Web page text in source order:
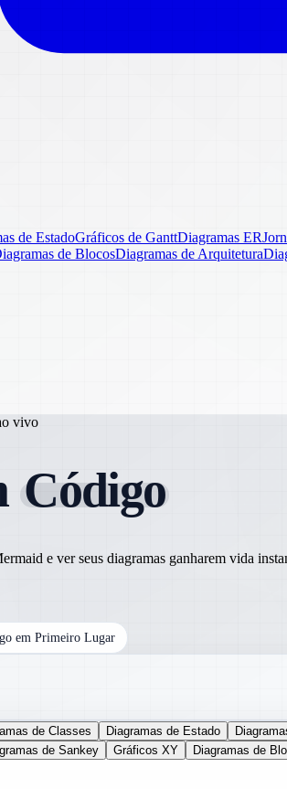
de EstadoGráficos de GanttDiagramas ER
de BlocosDiagramas de Arquitetura
vivo
Código
e ver seus diagramas ganharem vida
em Primeiro Lugar
de Classes Diagramas de Estado
de Sankey Gráficos XY Diagramas de